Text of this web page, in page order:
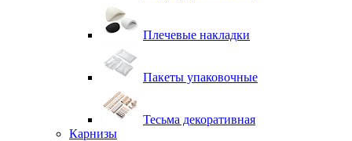
Плечевые накладки
Пакеты упаковочные
Тесьма декоративная
Карнизы